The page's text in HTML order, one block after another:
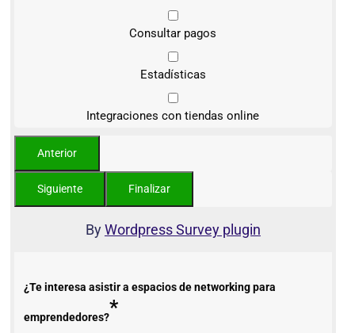
Consultar pagos
Estadísticas
Integraciones con tiendas online
ByWordpress Survey plugin
¿Te interesa asistir a espacios de networking para
emprendedores?*